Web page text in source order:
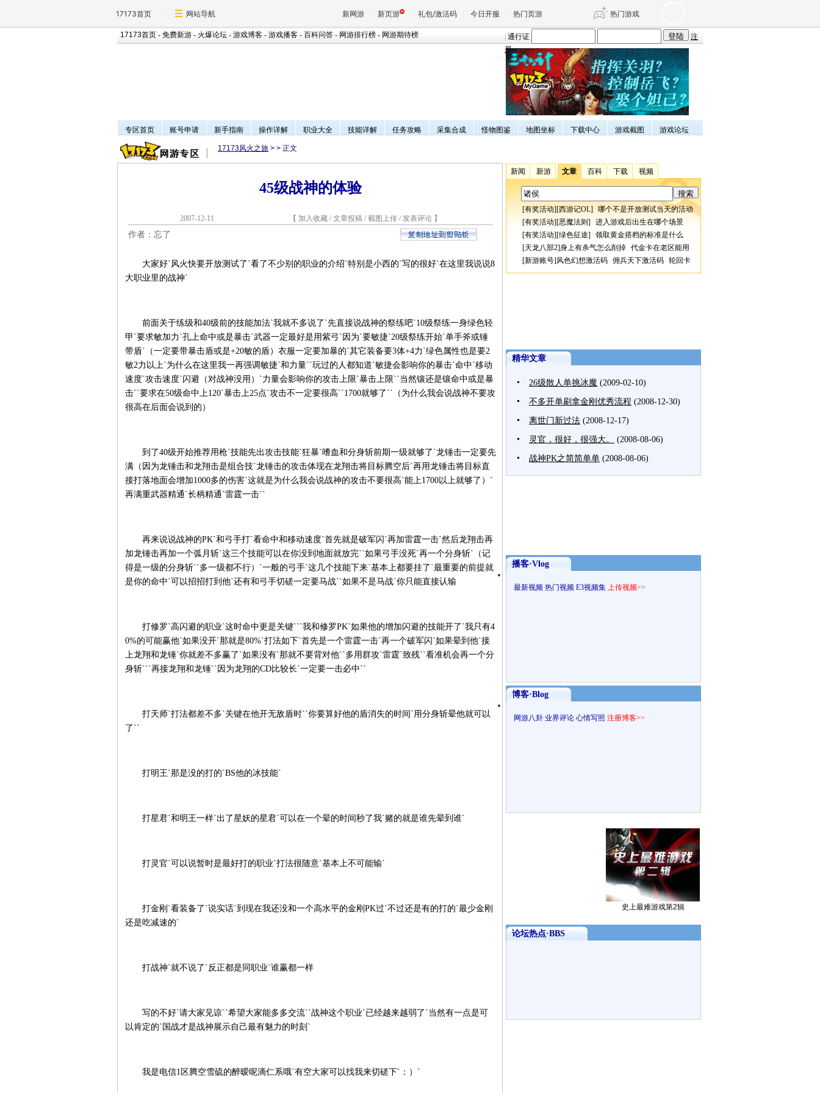
17173首页 网站导航 新网游 新页游 礼包/激活码 今日开服 热门页游 热门游戏
魔兽 DNF 传奇4
天堂 剑网3旗舰版 新天龙八部
17173首页 - 免费新游 - 火爆论坛 - 游戏博客 - 游戏播客 - 百科问答 - 网游排行榜 - 网游期待榜 通行证
注
册
专区首页 账号申请 新手指南 操作详解 职业大全 技能详解 任务攻略 采集合成 怪物图鉴 地图坐标 下载中心 游戏截图 游戏论坛
17173风火之旅 > > 正文
45级战神的体验
2007-12-11 【 加入收藏 / 文章投稿 / 截图上传 / 发表评论 】
作者：忘了
大家好`风火快要开放测试了`看了不少别的职业的介绍`特别是小西的`写的很好`在这里我说说8
大职业里的战神`
前面关于练级和40级前的技能加法`我就不多说了`先直接说战神的祭练吧`10级祭练一身绿色轻
甲`要求敏加力`孔上命中或是暴击`武器一定最好是用紫弓`因为`要敏捷`20级祭练开始`单手斧或锤
带盾`（一定要带暴击盾或是+20敏的盾）衣服一定要加暴的`其它装备要3体+4力`绿色属性也是要2
敏2力以上`为什么在这里我一再强调敏捷`和力量``玩过的人都知道`敏捷会影响你的暴击`命中`移动
速度`攻击速度`闪避（对战神没用）`力量会影响你的攻击上限`暴击上限``当然镶还是镶命中或是暴
击``要求在50级命中上120`暴击上25点`攻击不一定要很高``1700就够了``（为什么我会说战神不要攻
很高在后面会说到的）
到了40级开始推荐用枪`技能先出攻击技能`狂暴`嗜血和分身斩前期一级就够了`龙锤击一定要先
满（因为龙锤击和龙翔击是组合技`龙锤击的攻击体现在龙翔击将目标腾空后`再用龙锤击将目标直
接打落地面会增加1000多的伤害`这就是为什么我会说战神的攻击不要很高`能上1700以上就够了）`
再满重武器精通`长柄精通`雷霆一击``
再来说说战神的PK`和弓手打`看命中和移动速度`首先就是破军闪`再加雷霆一击`然后龙翔击再
加龙锤击再加一个弧月斩`这三个技能可以在你没到地面就放完``如果弓手没死`再一个分身斩`（记
得是一级的分身斩``多一级都不行）`一般的弓手`这几个技能下来`基本上都要挂了`最重要的前提就
是你的命中`可以招招打到他`还有和弓手切磋一定要马战``如果不是马战`你只能直接认输
打修罗`高闪避的职业`这时命中更是关键```我和修罗PK`如果他的增加闪避的技能开了`我只有4
0%的可能赢他`如果没开`那就是80%`打法如下`首先是一个雷霆一击`再一个破军闪`如果晕到他`接
上龙翔和龙锤`你就差不多赢了`如果没有`那就不要背对他``多用群攻`雷霆`致残``看准机会再一个分
身斩```再接龙翔和龙锤``因为龙翔的CD比较长`一定要一击必中``
打天师`打法都差不多`关键在他开无敌盾时``你要算好他的盾消失的时间`用分身斩晕他就可以
了``
打明王`那是没的打的`BS他的冰技能`
打星君`和明王一样`出了星妖的星君`可以在一个晕的时间秒了我`赌的就是谁先晕到谁`
打灵官`可以说暂时是最好打的职业`打法很随意`基本上不可能输`
打金刚`看装备了`说实话`到现在我还没和一个高水平的金刚PK过`不过还是有的打的`最少金刚
还是吃减速的`
打战神`就不说了`反正都是同职业`谁赢都一样
写的不好`请大家见谅``希望大家能多多交流``战神这个职业`已经越来越弱了`当然有一点是可
以肯定的`国战才是战神展示自己最有魅力的时刻`
我是电信1区腾空雪硫的醉暧呢滴仁系哦`有空大家可以找我来切磋下`：）`
新闻 新游 文章 百科 下载 视频
[有奖活动][西游记OL] 哪个不是开放测试当天的活动
[有奖活动][恶魔法则 ] 进入游戏后出生在哪个场景
[有奖活动][绿色征途] 领取黄金搭档的标准是什么
[天龙八部2]身上有杀气怎么削掉 代金卡在老区能用
[新游账号]风色幻想激活码 佣兵天下激活码 轮回卡
精华文章
26级散人单挑冰魔 (2009-02-10)
不多开单刷拿金刚优秀流程 (2008-12-30)
离世门新过法 (2008-12-17)
灵官，很好，很强大。 (2008-08-06)
战神PK之简简单单 (2008-08-06)
播客·Vlog
最新视频 热门视频 E3视频集 上传视频>>
博客·Blog
网游八卦 业界评论 心情写照 注册博客>>
史上最难游戏第2辑
论坛热点·BBS